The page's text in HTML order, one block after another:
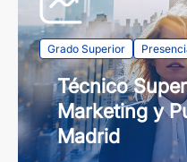
Grado Superior
Técnico
Marketing y
Madrid